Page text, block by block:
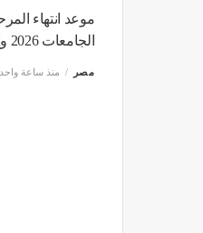
موعد انتهاء
الجامعات 2026 وإعلان النتيجة
مصر منذ ساعة